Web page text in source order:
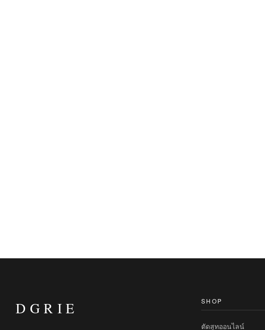
DGRIE
SHOP
ตัดสูทออนไลน์